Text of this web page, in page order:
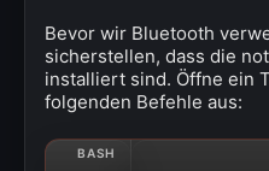
Bevor wir Bluetooth
sicherstellen, dass die
installiert sind. Öffne ein
folgenden Befehle aus: